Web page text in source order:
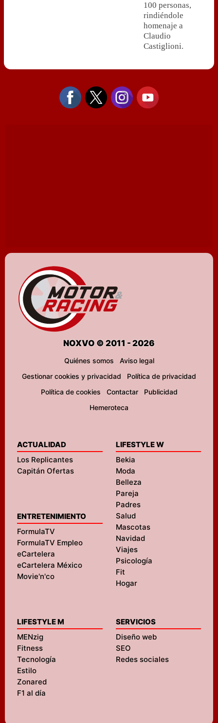
100 personas,
rindiéndole
homenaje a
Claudio
Castiglioni.
NOXVO © 2011 - 2026
Quiénes somos
Aviso legal
Gestionar cookies y privacidad
Política de privacidad
Política de cookies
Contactar
Publicidad
Hemeroteca
ACTUALIDAD
Los Replicantes
Capitán Ofertas
ENTRETENIMIENTO
FormulaTV
FormulaTV Empleo
eCartelera
eCartelera México
Movie'n'co
LIFESTYLE W
Bekia
Moda
Belleza
Pareja
Padres
Salud
Mascotas
Navidad
Viajes
Psicología
Fit
Hogar
LIFESTYLE M
MENzig
Fitness
Tecnología
Estilo
Zonared
F1 al día
SERVICIOS
Diseño web
SEO
Redes sociales